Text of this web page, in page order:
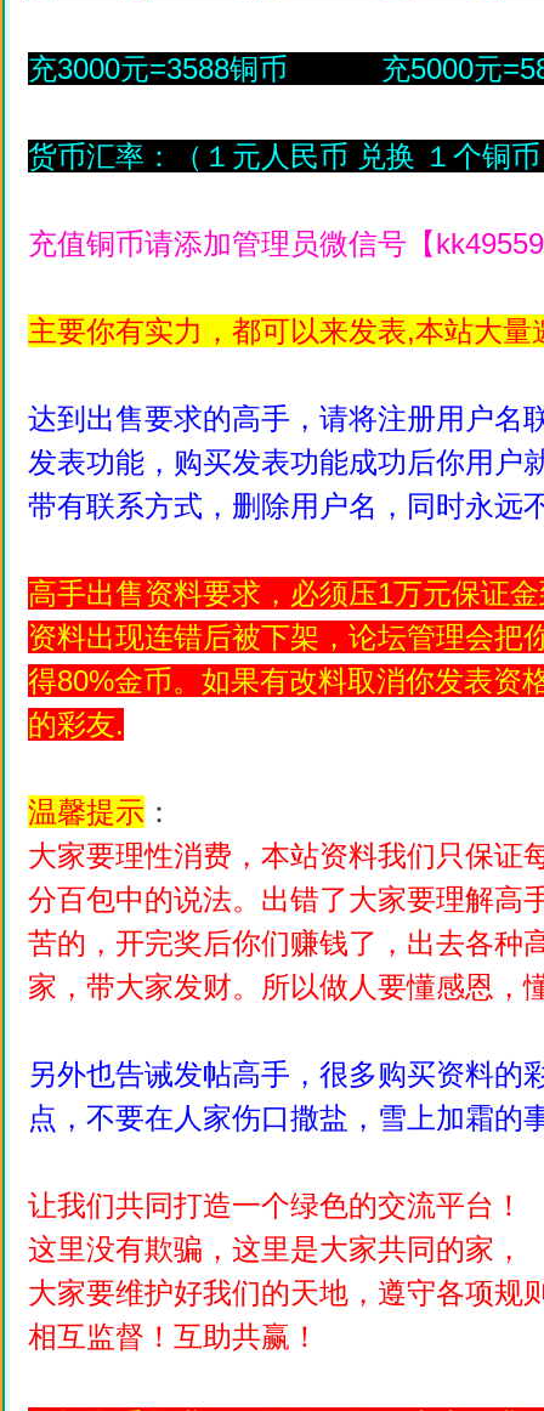
充3000元=3588铜币 充5000元
货币汇率：（１元人民币 兑换 １个铜
充值铜币请添加管理员微信号【kk49559
主要你有实力，都可以来发表,本站大
达到出售要求的高手，请将注册用户名
发表功能，购买发表功能成功后你用户
带有联系方式，删除用户名，同时永远
高手出售资料要求，必须压1万元保证
资料出现连错后被下架，论坛管理会把
得80%金币。如果有改料取消你发表资
的彩友.
温馨提示 ：
大家要理性消费，本站资料我们只保证
分百包中的说法。出错了大家要理解高
苦的，开完奖后你们赚钱了，出去各种
家，带大家发财。所以做人要懂感恩，
另外也告诫发帖高手，很多购买资料的
点，不要在人家伤口撒盐，雪上加霜的
让我们共同打造一个绿色的交流平台！
这里没有欺骗，这里是大家共同的家，
大家要维护好我们的天地，遵守各项规
相互监督！互助共赢！